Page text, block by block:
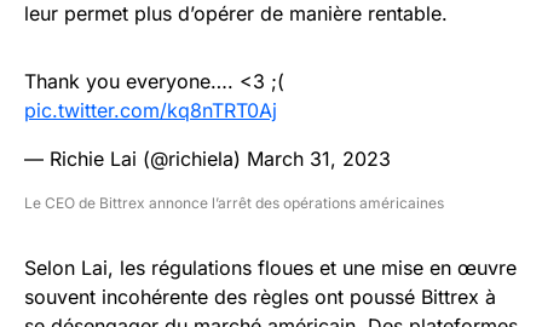
leur permet plus d’opérer de manière rentable.
Thank you everyone…. <3 ;(
pic.twitter.com/kq8nTRT0Aj
— Richie Lai (@richiela) March 31, 2023
Le CEO de Bittrex annonce l’arrêt des opérations américaines
Selon Lai, les régulations floues et une mise en œuvre
souvent incohérente des règles ont poussé Bittrex à